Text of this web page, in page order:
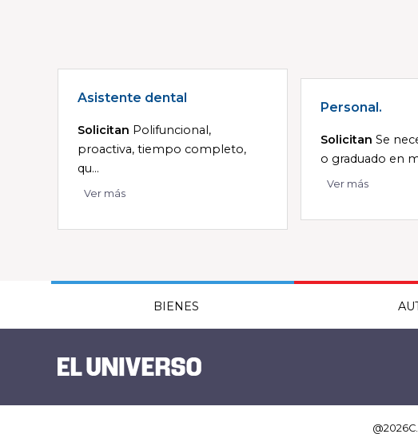
Asistente dental
Solicitan Polifuncional,
proactiva, tiempo completo,
qu...
Ver más
Personal.
Solicitan Se
o graduado en
Ver más
BIENES
@2026